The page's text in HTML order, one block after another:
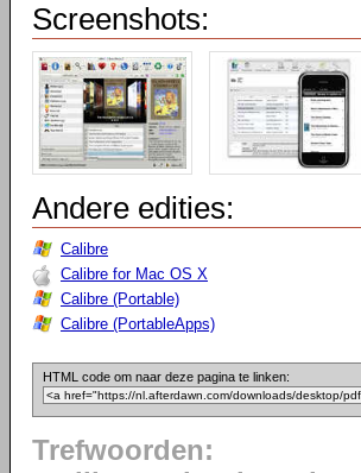
Screenshots:
Andere edities:
Calibre
Calibre for Mac OS X
Calibre (Portable)
Calibre (PortableApps)
HTML code om naar deze pagina te linken:
Trefwoorden: